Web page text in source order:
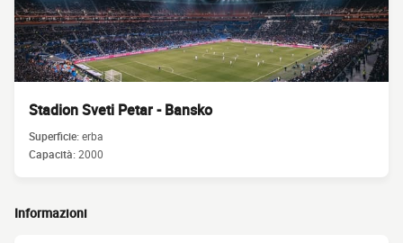
Stadion Sveti Petar - Bansko
Superficie:erba
Capacità:2000
Informazioni